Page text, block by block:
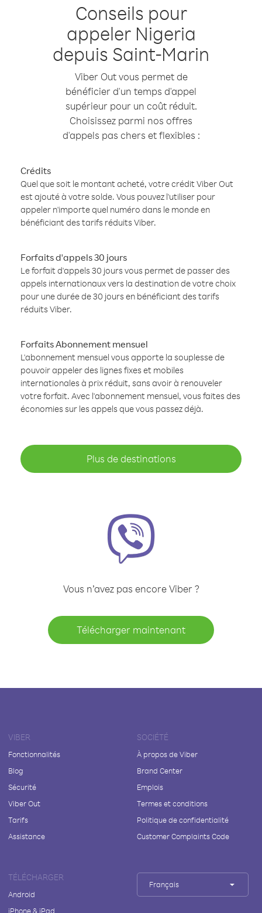
Conseils pour
appeler Nigeria
depuis Saint-Marin
Viber Out vous permet de
bénéficier d'un temps d'appel
supérieur pour un coût réduit.
Choisissez parmi nos offres
d'appels pas chers et flexibles :
Crédits
Quel que soit le montant acheté, votre crédit Viber Out
est ajouté à votre solde. Vous pouvez l'utiliser pour
appeler n'importe quel numéro dans le monde en
bénéficiant des tarifs réduits Viber.
Forfaits d'appels 30 jours
Le forfait d'appels 30 jours vous permet de passer des
appels internationaux vers la destination de votre choix
pour une durée de 30 jours en bénéficiant des tarifs
réduits Viber.
Forfaits Abonnement mensuel
L'abonnement mensuel vous apporte la souplesse de
pouvoir appeler des lignes fixes et mobiles
internationales à prix réduit, sans avoir à renouveler
votre forfait. Avec l'abonnement mensuel, vous faites des
économies sur les appels que vous passez déjà.
Plus de destinations
Vous n’avez pas encore Viber ?
Télécharger maintenant
VIBER
Fonctionnalités
Blog
Sécurité
Viber Out
Tarifs
Assistance
SOCIÉTÉ
À propos de Viber
Brand Center
Emplois
Termes et conditions
Politique de confidentialité
Customer Complaints Code
TÉLÉCHARGER
Android
iPhone & iPad
Français